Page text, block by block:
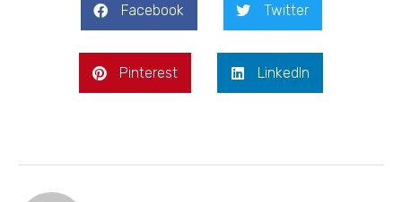
Facebook Twitter
Pinterest LinkedIn